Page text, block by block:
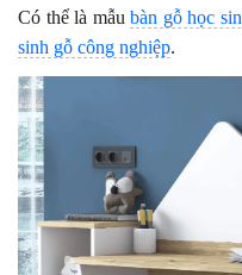
Có thể là mẫubàn gỗ học
sinh gỗ công nghiệp.